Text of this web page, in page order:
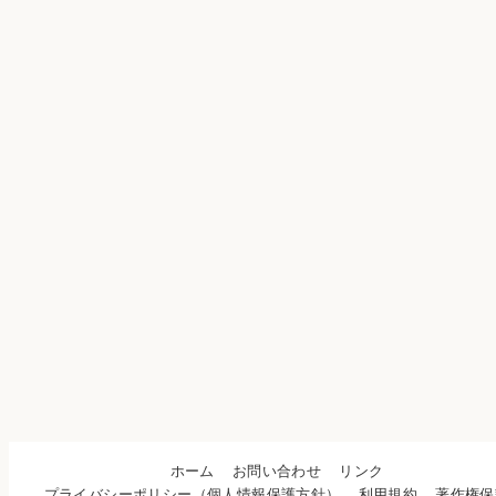
ホーム お問い合わせ
リンク